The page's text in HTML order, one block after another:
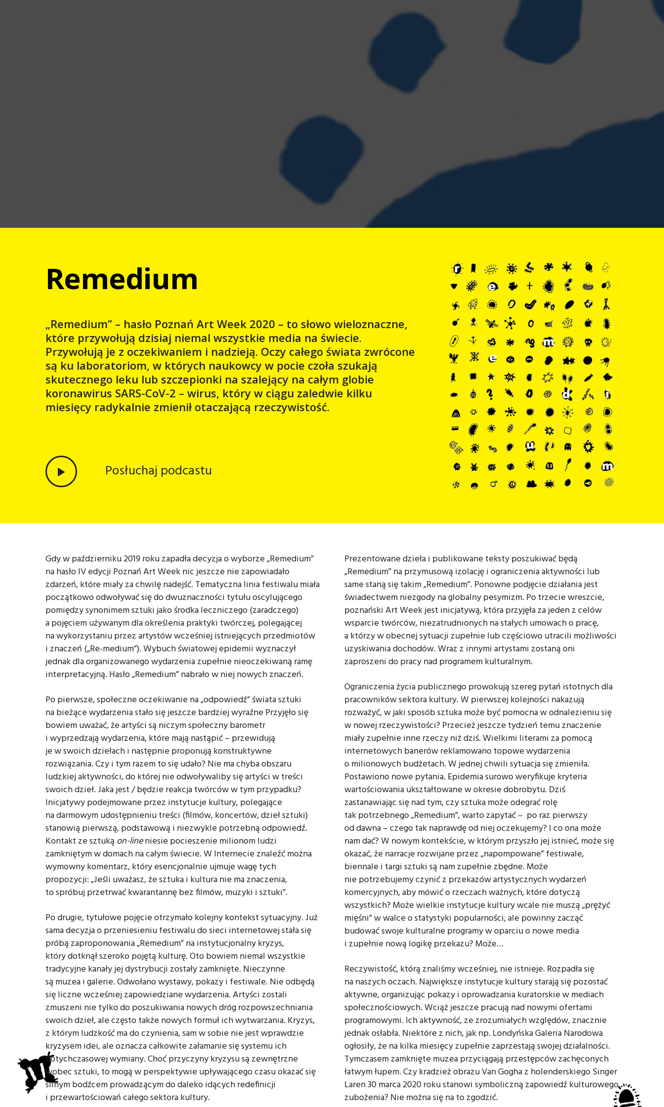
Remedium
„Remedium” – hasło Poznań Art Week 2020 – to słowo wieloznaczne,
które przywołują dzisiaj niemal wszystkie media na świecie.
Przywołują je z oczekiwaniem i nadzieją. Oczy całego świata zwrócone
są ku laboratoriom, w których naukowcy w pocie czoła szukają
skutecznego leku lub szczepionki na szalejący na całym globie
koronawirus SARS-CoV-2 – wirus, który w ciągu zaledwie kilku
miesięcy radykalnie zmienił otaczającą rzeczywistość.
Posłuchaj podcastu
Gdy w październiku 2019 roku zapadła decyzja o wyborze „Remedium”
na hasło IV edycji Poznań Art Week nic jeszcze nie zapowiadało
zdarzeń, które miały za chwilę nadejść. Tematyczna linia festiwalu miała
początkowo odwoływać się do dwuznaczności tytułu oscylującego
pomiędzy synonimem sztuki jako środka leczniczego (zaradczego)
a pojęciem używanym dla określenia praktyki twórczej, polegającej
na wykorzystaniu przez artystów wcześniej istniejących przedmiotów
i znaczeń („Re-medium”). Wybuch światowej epidemii wyznaczył
jednak dla organizowanego wydarzenia zupełnie nieoczekiwaną ramę
interpretacyjną. Hasło „Remedium” nabrało w niej nowych znaczeń.
Po pierwsze, społeczne oczekiwanie na „odpowiedź” świata sztuki
na bieżące wydarzenia stało się jeszcze bardziej wyraźne Przyjęło się
bowiem uważać, że artyści są niczym społeczny barometr
i wyprzedzają wydarzenia, które mają nastąpić – przewidują
je w swoich dziełach i następnie proponują konstruktywne
rozwiązania. Czy i tym razem to się udało? Nie ma chyba obszaru
ludzkiej aktywności, do której nie odwoływaliby się artyści w treści
swoich dzieł. Jaka jest / będzie reakcja twórców w tym przypadku?
Inicjatywy podejmowane przez instytucje kultury, polegające
na darmowym udostępnieniu treści (filmów, koncertów, dzieł sztuki)
stanowią pierwszą, podstawową i niezwykle potrzebną odpowiedź.
Kontakt ze sztuką on-lineniesie pocieszenie milionom ludzi
zamkniętym w domach na całym świecie. W Internecie znaleźć można
wymowny komentarz, który esencjonalnie ujmuje wagę tych
propozycji: „Jeśli uważasz, że sztuka i kultura nie ma znaczenia,
to spróbuj przetrwać kwarantannę bez filmów, muzyki i sztuki”.
Po drugie, tytułowe pojęcie otrzymało kolejny kontekst sytuacyjny. Już
sama decyzja o przeniesieniu festiwalu do sieci internetowej stała się
próbą zaproponowania „Remedium” na instytucjonalny kryzys,
który dotknął szeroko pojętą kulturę. Oto bowiem niemal wszystkie
tradycyjne kanały jej dystrybucji zostały zamknięte. Nieczynne
są muzea i galerie. Odwołano wystawy, pokazy i festiwale. Nie odbędą
się liczne wcześniej zapowiedziane wydarzenia. Artyści zostali
zmuszeni nie tylko do poszukiwania nowych dróg rozpowszechniania
swoich dzieł, ale często także nowych formuł ich wytwarzania. Kryzys,
z którym ludzkość ma do czynienia, sam w sobie nie jest wprawdzie
kryzysem idei, ale oznacza całkowite załamanie się systemu ich
dotychczasowej wymiany. Choć przyczyny kryzysu są zewnętrzne
wobec sztuki, to mogą w perspektywie upływającego czasu okazać się
silnym bodźcem prowadzącym do daleko idących redefinicji
i przewartościowań całego sektora kultury.
Prezentowane dzieła i publikowane teksty poszukiwać będą
„Remedium” na przymusową izolację i ograniczenia aktywności lub
same staną się takim „Remedium”. Ponowne podjęcie działania jest
świadectwem niezgody na globalny pesymizm. Po trzecie wreszcie,
poznański Art Week jest inicjatywą, która przyjęła za jeden z celów
wsparcie twórców, niezatrudnionych na stałych umowach o pracę,
a którzy w obecnej sytuacji zupełnie lub częściowo utracili możliwości
uzyskiwania dochodów. Wraz z innymi artystami zostaną oni
zaproszeni do pracy nad programem kulturalnym.
Ograniczenia życia publicznego prowokują szereg pytań istotnych dla
pracowników sektora kultury. W pierwszej kolejności nakazują
rozważyć, w jaki sposób sztuka może być pomocna w odnalezieniu się
w nowej rzeczywistości? Przecież jeszcze tydzień temu znaczenie
miały zupełnie inne rzeczy niż dziś. Wielkimi literami za pomocą
internetowych banerów reklamowano topowe wydarzenia
o milionowych budżetach. W jednej chwili sytuacja się zmieniła.
Postawiono nowe pytania. Epidemia surowo weryfikuje kryteria
wartościowania ukształtowane w okresie dobrobytu. Dziś
zastanawiając się nad tym, czy sztuka może odegrać rolę
tak potrzebnego „Remedium”, warto zapytać – po raz pierwszy
od dawna – czego tak naprawdę od niej oczekujemy? I co ona może
nam dać? W nowym kontekście, w którym przyszło jej istnieć, może się
okazać, że narracje rozwijane przez „napompowane” festiwale,
biennale i targi sztuki są nam zupełnie zbędne. Może
nie potrzebujemy czynić z przekazów artystycznych wydarzeń
komercyjnych, aby mówić o rzeczach ważnych, które dotyczą
wszystkich? Może wielkie instytucje kultury wcale nie muszą „prężyć
mięśni” w walce o statystyki popularności, ale powinny zacząć
budować swoje kulturalne programy w oparciu o nowe media
i zupełnie nową logikę przekazu? Może…
Reczywistość, którą znaliśmy wcześniej, nie istnieje. Rozpadła się
na naszych oczach. Największe instytucje kultury starają się pozostać
aktywne, organizując pokazy i oprowadzania kuratorskie w mediach
społecznościowych. Wciąż jeszcze pracują nad nowymi ofertami
programowymi. Ich aktywność, ze zrozumiałych względów, znacznie
jednak osłabła. Niektóre z nich, jak np. Londyńska Galeria Narodowa
ogłosiły, że na kilka miesięcy zupełnie zaprzestają swojej działalności.
Tymczasem zamknięte muzea przyciągają przestępców zachęconych
łatwym łupem. Czy kradzież obrazu Van Gogha z holenderskiego Singer
Laren 30 marca 2020 roku stanowi symboliczną zapowiedź kulturowego
zubożenia? Nie można się na to zgodzić.